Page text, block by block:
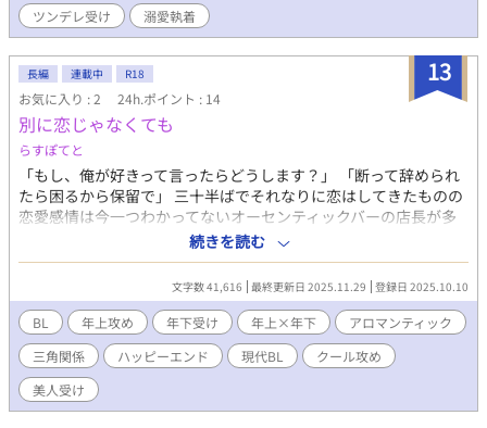
ツンデレ受け
溺愛執着
13
長編 連載中 R18
お気に入り : 2 24h.ポイント : 14
別に恋じゃなくても
らすぽてと
「もし、俺が好きって言ったらどうします？」 「断って辞められ
たら困るから保留で」 三十半ばでそれなりに恋はしてきたものの
恋愛感情は今一つわかってないオーセンティックバーの店長が多
分ドＭなバーテンダーのテシに振り回されるお話です。 略して
「べつこい」と呼んでいただけたら嬉しいです。 ※なんでも許せ
る方だけお付き合いくださいませ。 【人物紹介】 ・佐野夏彦 沈
着冷静で現実主義な34歳。店長兼バーテンダー。 無愛想ながらも
ホスピタリティは高いのでとにかくモテる。 バーを経営している
両親にそれなりに厳しく育てられた。兄からは溺愛されている。
身長は173.5cmだが身長を聞かれた際は端数を切り捨てて答え
る。 ・勅使河原俊介 明朗快活で天然たらしな29歳。バーテンダ
ー。 身長182cmで端整な顔立ちをしている上に愛想がいいので店
続きを読む
文字数 41,616 最終更新日 2025.11.29 登録日 2025.10.10
BL 年上攻め 年下受け 年上×年下
アロマンティック
三角関係
ハッピーエンド 現代BL
クール攻め
美人受け